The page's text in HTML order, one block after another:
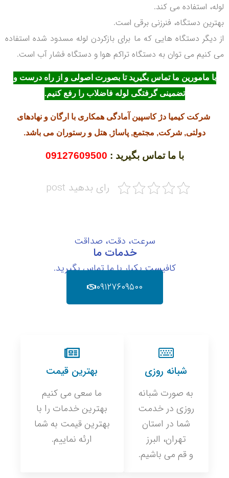
لوله، استفاده می کند.
بهترین دستگاه، فنرزنی برقی است.
از دیگر دستگاه هایی که ما برای بازکردن لوله مسدود شده استفاده
می کنیم می توان به دستگاه تراکم هوا و دستگاه فشار آب است.
با مامورین ما تماس بگیرید تا بصورت اصولی و از راه درست و
تضمینی گرفتگی لوله فاضلاب را رفع کنیم.
شرکت کیمیا دژ کاسپین آمادگی همکاری با ارگان و نهادهای
دولتی, شرکت, مجتمع, پاساژ, هتل و رستوران می باشد.
با ما تماس بگیرید : 09127609500
رای بدهید post
سرعت، دقت، صداقت
خدمات ما
کافیست یکبار با ما تماس بگیرید.
۰۹۱۲۷۶۰۹۵۰۰
شبانه روزی
به صورت شبانه
روزی در خدمت
شما در استان
تهران، البرز
و قم می باشیم.
بهترین قیمت
ما سعی می کنیم
بهترین خدمات را با
بهترین قیمت به شما
ارئه نماییم.